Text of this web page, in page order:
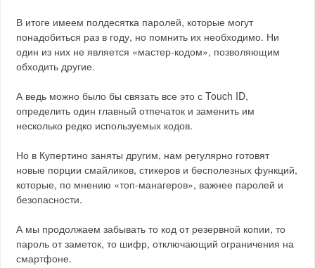
В итоге имеем полдесятка паролей, которые могут
понадобиться раз в году, но помнить их необходимо. Ни
один из них не является «мастер-кодом», позволяющим
обходить другие.
А ведь можно было бы связать все это с Touch ID,
определить один главный отпечаток и заменить им
несколько редко используемых кодов.
Но в Купертино заняты другим, нам регулярно готовят
новые порции смайликов, стикеров и бесполезных функций,
которые, по мнению «топ-манагеров», важнее паролей и
безопасности.
А мы продолжаем забывать то код от резервной копии, то
пароль от заметок, то шифр, отключающий ограничения на
смартфоне.